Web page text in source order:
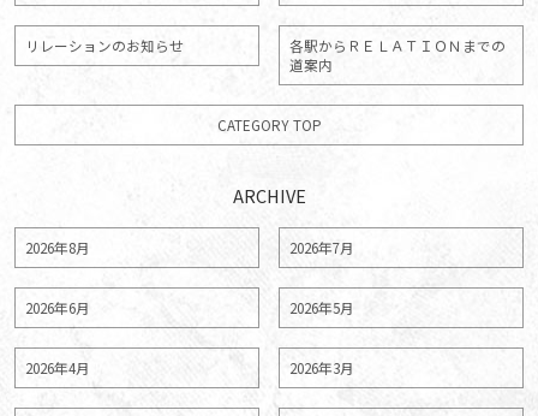
リレーションのお知らせ
各駅からＲＥＬＡＴＩＯＮまでの
道案内
CATEGORY TOP
ARCHIVE
2026年8月 2026年7月
2026年6月 2026年5月
2026年4月 2026年3月